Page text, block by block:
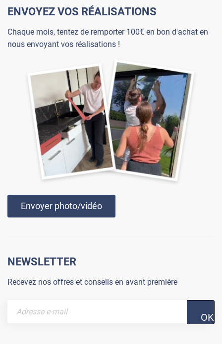
ENVOYEZ VOS RÉALISATIONS
Chaque mois, tentez de remporter 100€ en bon d'achat en
nous envoyant vos réalisations !
Envoyer photo/vidéo
NEWSLETTER
Recevez nos offres et conseils en avant première
OK